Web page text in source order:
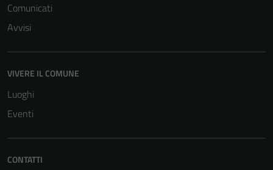
Comunicati
Avvisi
VIVERE IL COMUNE
Luoghi
Eventi
CONTATTI